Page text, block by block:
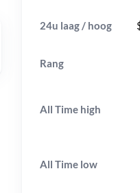
24u laag / hoog
Rang
All Time high
All Time low